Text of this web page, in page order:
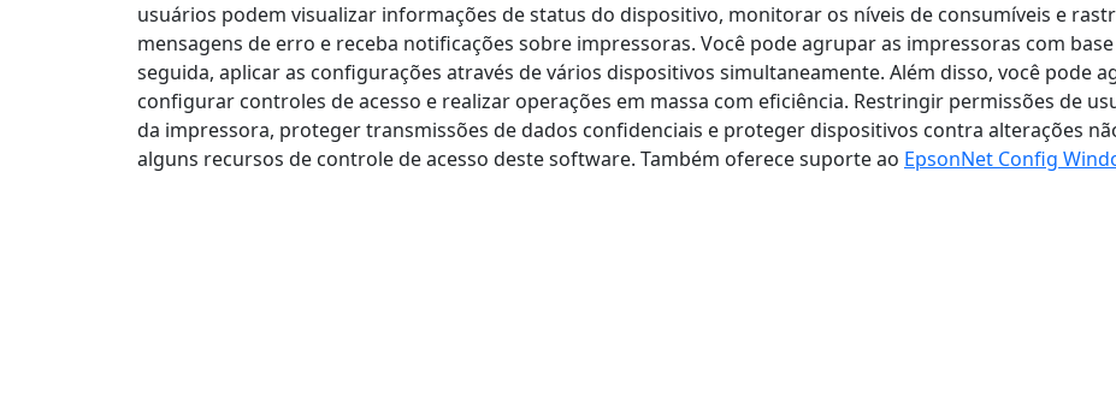
usuários podem visualizar informações de status do dispositivo, monitorar os níveis de consumíveis e
mensagens de erro e receba notificações sobre impressoras. Você pode agrupar as impressoras com
seguida, aplicar as configurações através de vários dispositivos simultaneamente. Além disso, você pode
configurar controles de acesso e realizar operações em massa com eficiência. Restringir permissões de
da impressora, proteger transmissões de dados confidenciais e proteger dispositivos contra alterações
alguns recursos de controle de acesso deste software. Também oferece suporte ao EpsonNet Config